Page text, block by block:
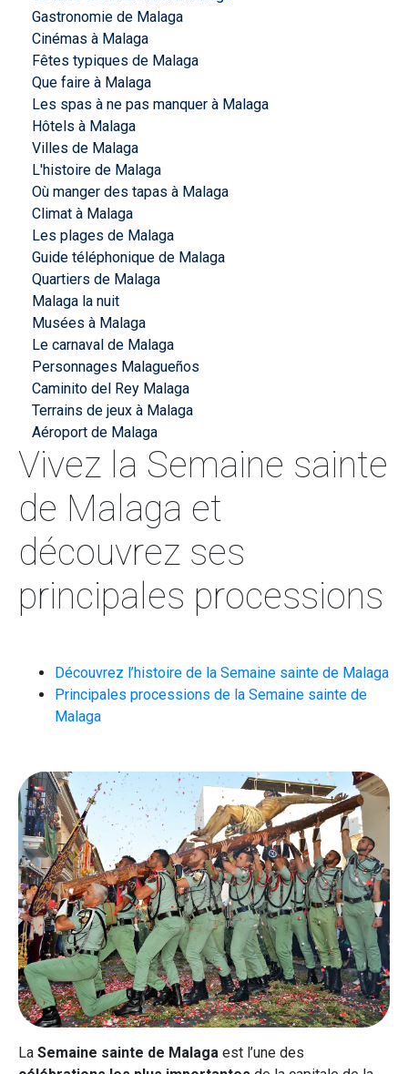
Gastronomie de Malaga
Cinémas à Malaga
Fêtes typiques de Malaga
Que faire à Malaga
Les spas à ne pas manquer à Malaga
Hôtels à Malaga
Villes de Malaga
L'histoire de Malaga
Où manger des tapas à Malaga
Climat à Malaga
Les plages de Malaga
Guide téléphonique de Malaga
Quartiers de Malaga
Malaga la nuit
Musées à Malaga
Le carnaval de Malaga
Personnages Malagueños
Caminito del Rey Malaga
Terrains de jeux à Malaga
Aéroport de Malaga
Vivez la Semaine sainte
de Malaga et
découvrez ses
principales processions
Découvrez l’histoire de la Semaine sainte de Malaga
Principales processions de la Semaine sainte de
Malaga
La Semaine sainte de Malaga est l’une des